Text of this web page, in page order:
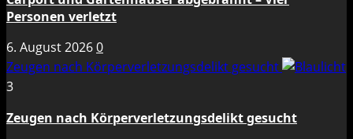
Personen verletzt
6. August 20260
Zeugen nach Körperverletzungsdelikt gesucht
3
Zeugen nach Körperverletzungsdelikt gesucht